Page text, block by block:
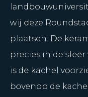
wij deze
plaatsen. De
precies in de
is de kachel
bovenop de